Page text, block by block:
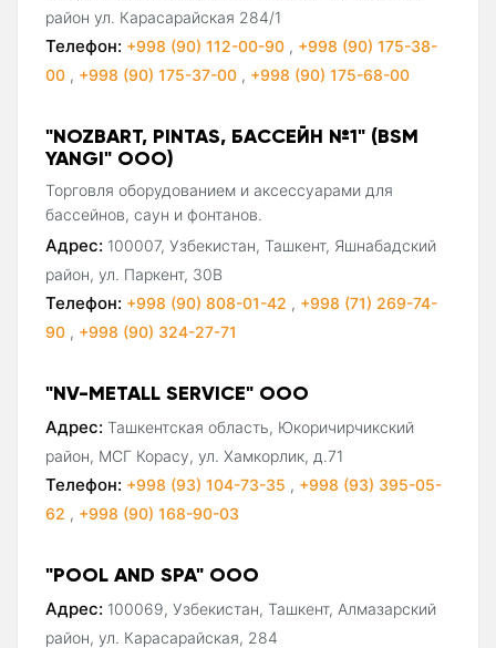
район ул. Карасарайская 284/1
Телефон: +998 (90) 112-00-90 , +998 (90) 175-38-
00 , +998 (90) 175-37-00 , +998 (90) 175-68-00
"NOZBART, PINTAS, БАССЕЙН №1" (BSM
YANGI" ООО)
Торговля оборудованием и аксессуарами для
бассейнов, саун и фонтанов.
Адрес: 100007, Узбекистан, Ташкент, Яшнабадский
район, ул. Паркент, 30В
Телефон: +998 (90) 808-01-42 , +998 (71) 269-74-
90 , +998 (90) 324-27-71
"NV-METALL SERVICE" ООО
Адрес: Ташкентская область, Юкоричирчикский
район, МСГ Корасу, ул. Хамкорлик, д.71
Телефон: +998 (93) 104-73-35 , +998 (93) 395-05-
62 , +998 (90) 168-90-03
"POOL AND SPA" ООО
Адрес: 100069, Узбекистан, Ташкент, Алмазарский
район, ул. Карасарайская, 284